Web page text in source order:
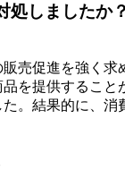
処しましたか？
売促進を強く求
を提供すること
。結果的に、消